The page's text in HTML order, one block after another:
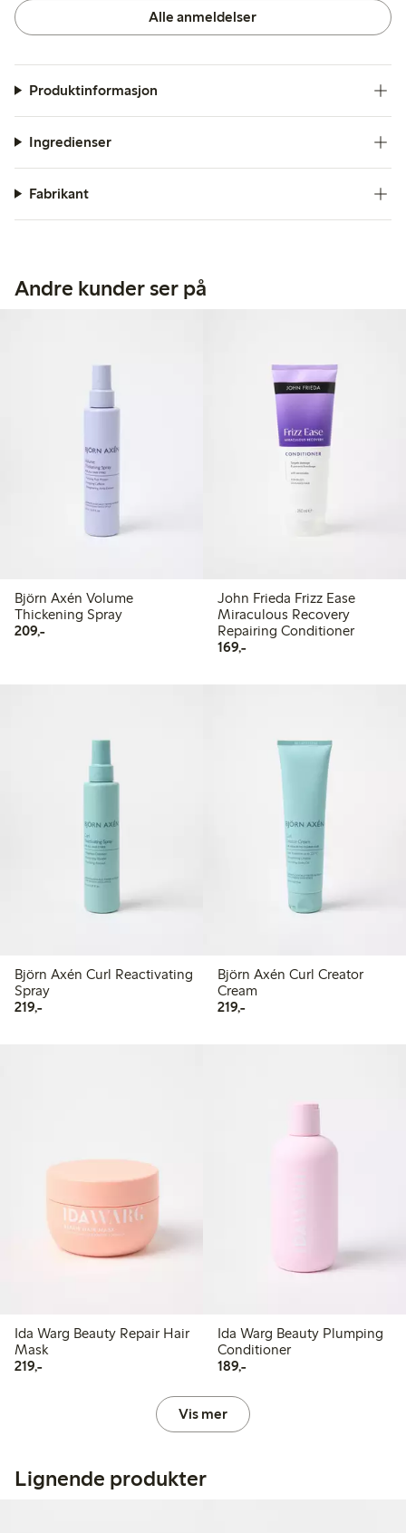
Alle anmeldelser
Produktinformasjon
Ingredienser
Fabrikant
Andre kunder ser på
Björn Axén Volume
Thickening Spray
209,-209,00 kr
John Frieda Frizz Ease
Miraculous Recovery
Repairing Conditioner
169,-169,00 kr
Björn Axén Curl Reactivating
Spray
219,-219,00 kr
Björn Axén Curl Creator
Cream
219,-219,00 kr
Ida Warg Beauty Repair Hair
Mask
219,-219,00 kr
Ida Warg Beauty Plumping
Conditioner
189,-189,00 kr
Vis mer
Lignende produkter